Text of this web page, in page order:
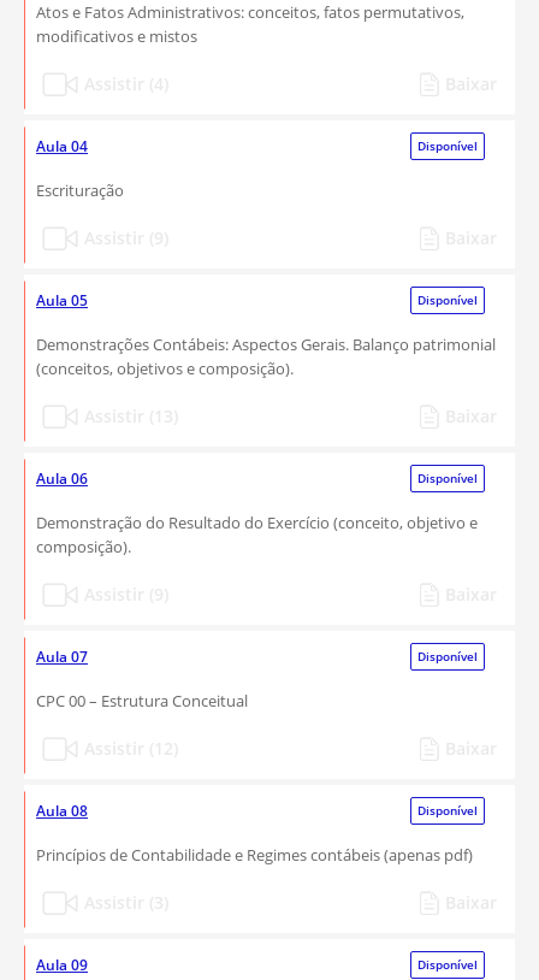
Atos e Fatos Administrativos: conceitos, fatos permutativos,
modificativos e mistos
Aula 04 Disponível
Escrituração
Aula 05 Disponível
Demonstrações Contábeis: Aspectos Gerais. Balanço patrimonial
(conceitos, objetivos e composição).
Aula 06 Disponível
Demonstração do Resultado do Exercício (conceito, objetivo e
composição).
Aula 07 Disponível
CPC 00 – Estrutura Conceitual
Aula 08 Disponível
Princípios de Contabilidade e Regimes contábeis (apenas pdf)
Aula 09 Disponível